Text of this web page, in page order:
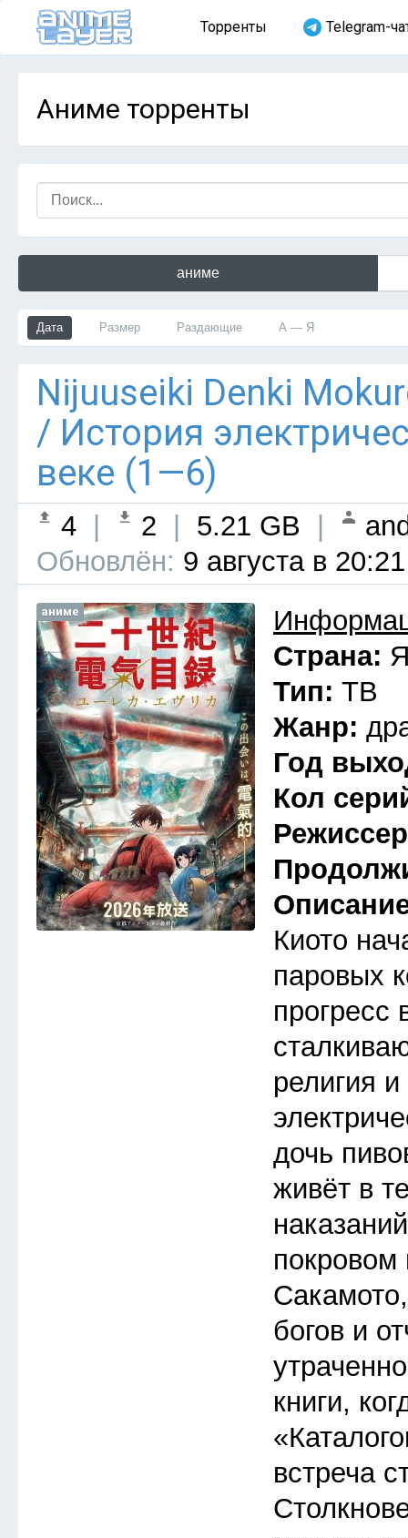
Торренты Telegram-
Аниме торренты
аниме
Дата Размер Раздающие А — Я
Nijuuseiki Denki
/ История
веке (1—6)
4 2 5.21 GB
Обновлён: 9 августа в 20:21
аниме
Страна:
Тип: ТВ
Жанр:
Год
Кол
Киото
паровых
прогресс
религия
дочь
живёт в
покровом
богов и
книги,
встреча